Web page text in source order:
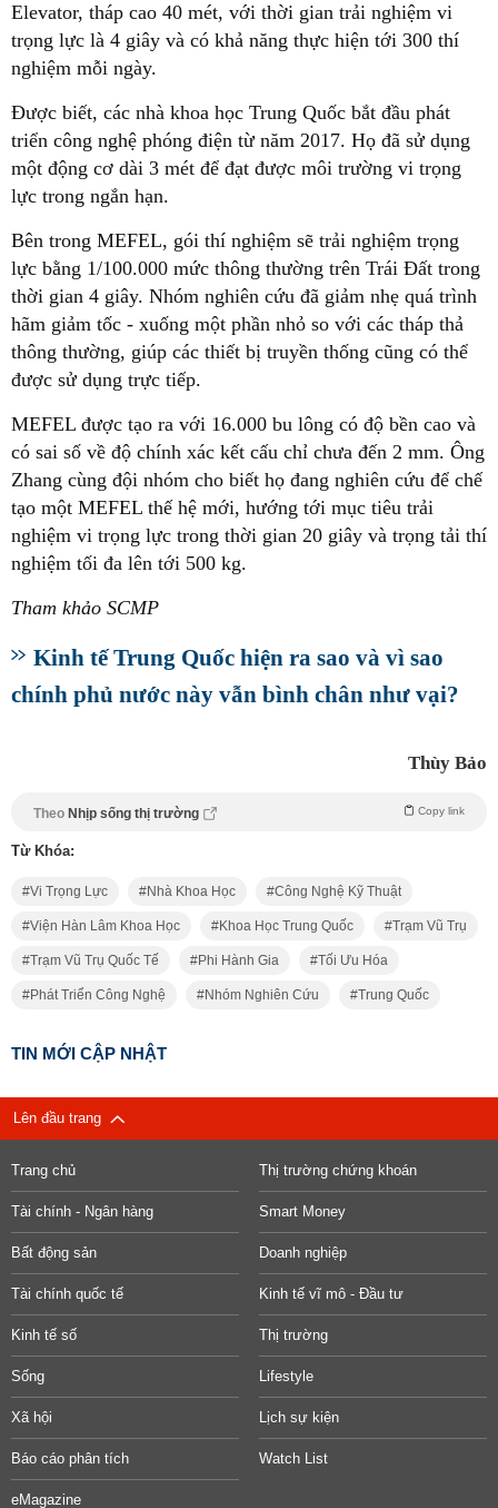
Elevator, tháp cao 40 mét, với thời gian trải nghiệm vi
trọng lực là 4 giây và có khả năng thực hiện tới 300 thí
nghiệm mỗi ngày.
Được biết, các nhà khoa học Trung Quốc bắt đầu phát
triển công nghệ phóng điện từ năm 2017. Họ đã sử dụng
một động cơ dài 3 mét để đạt được môi trường vi trọng
lực trong ngắn hạn.
Bên trong MEFEL, gói thí nghiệm sẽ trải nghiệm trọng
lực bằng 1/100.000 mức thông thường trên Trái Đất trong
thời gian 4 giây. Nhóm nghiên cứu đã giảm nhẹ quá trình
hãm giảm tốc - xuống một phần nhỏ so với các tháp thả
thông thường, giúp các thiết bị truyền thống cũng có thể
được sử dụng trực tiếp.
MEFEL được tạo ra với 16.000 bu lông có độ bền cao và
có sai số về độ chính xác kết cấu chỉ chưa đến 2 mm. Ông
Zhang cùng đội nhóm cho biết họ đang nghiên cứu để chế
tạo một MEFEL thế hệ mới, hướng tới mục tiêu trải
nghiệm vi trọng lực trong thời gian 20 giây và trọng tải thí
nghiệm tối đa lên tới 500 kg.
Tham khảo SCMP
Kinh tế Trung Quốc hiện ra sao và vì sao
chính phủ nước này vẫn bình chân như vại?
Thùy Bảo
Theo Nhịp sống thị trường Copy link
Từ Khóa:
Vi Trọng Lực Nhà Khoa Học Công Nghệ Kỹ Thuật
Viện Hàn Lâm Khoa Học Khoa Học Trung Quốc Trạm Vũ Trụ
Trạm Vũ Trụ Quốc Tế Phi Hành Gia Tối Ưu Hóa
Phát Triển Công Nghệ Nhóm Nghiên Cứu Trung Quốc
TIN MỚI CẬP NHẬT
Lên đầu trang
Trang chủ Thị trường chứng khoán
Tài chính - Ngân hàng Smart Money
Bất động sản Doanh nghiệp
Tài chính quốc tế Kinh tế vĩ mô - Đầu tư
Kinh tế số Thị trường
Sống Lifestyle
Xã hội Lịch sự kiện
Báo cáo phân tích Watch List
eMagazine